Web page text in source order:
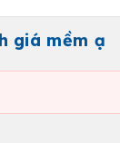
giá mềm ạ